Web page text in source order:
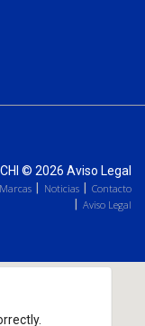
© 2026 Aviso Legal
Marcas Noticias
Contacto
Aviso Legal